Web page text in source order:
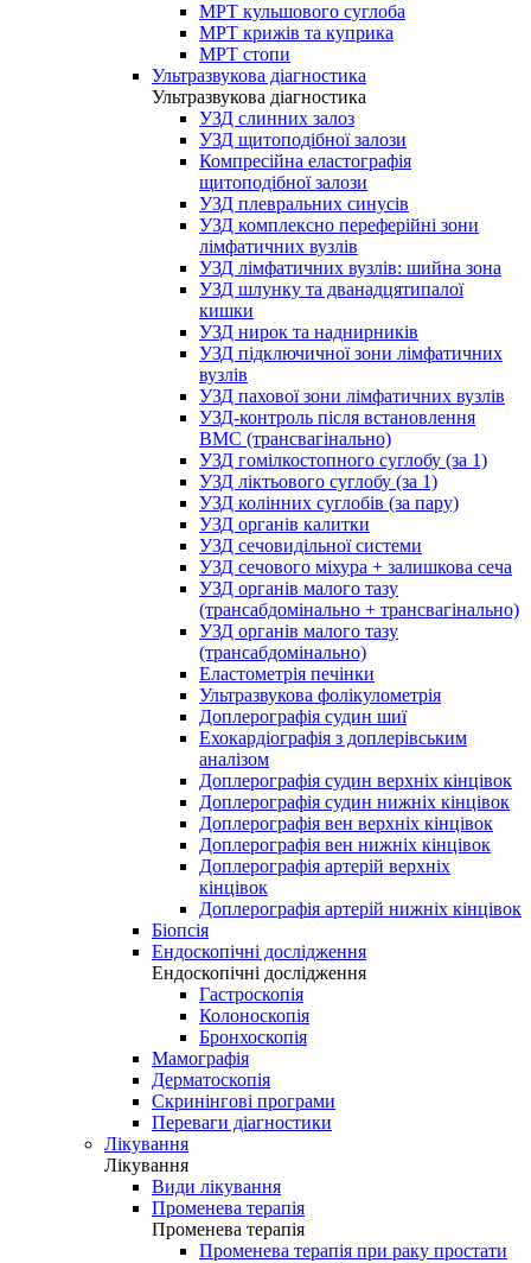
МРТ кульшового суглоба
МРТ крижів та куприка
МРТ стопи
Ультразвукова діагностика
Ультразвукова діагностика
УЗД слинних залоз
УЗД щитоподібної залози
Компресійна еластографія
щитоподібної залози
УЗД плевральних синусів
УЗД комплексно переферійні зони
лімфатичних вузлів
УЗД лімфатичних вузлів: шийна зона
УЗД шлунку та дванадцятипалої
кишки
УЗД нирок та наднирників
УЗД підключичної зони лімфатичних
вузлів
УЗД пахової зони лімфатичних вузлів
УЗД-контроль після встановлення
ВМС (трансвагінально)
УЗД гомілкостопного суглобу (за 1)
УЗД ліктьового суглобу (за 1)
УЗД колінних суглобів (за пару)
УЗД органів калитки
УЗД сечовидільної системи
УЗД сечового міхура + залишкова сеча
УЗД органів малого тазу
(трансабдомінально + трансвагінально)
УЗД органів малого тазу
(трансабдомінально)
Еластометрія печінки
Ультразвукова фолікулометрія
Доплерографія судин шиї
Ехокардіографія з доплерівським
аналізом
Доплерографія судин верхніх кінцівок
Доплерографія судин нижніх кінцівок
Доплерографія вен верхніх кінцівок
Доплерографія вен нижніх кінцівок
Доплерографія артерій верхніх
кінцівок
Доплерографія артерій нижніх кінцівок
Біопсія
Ендоскопічні дослідження
Ендоскопічні дослідження
Гастроскопія
Колоноскопія
Бронхоскопія
Мамографія
Дерматоскопія
Скринінгові програми
Переваги діагностики
Лікування
Лікування
Види лікування
Променева терапія
Променева терапія
Променева терапія при раку простати